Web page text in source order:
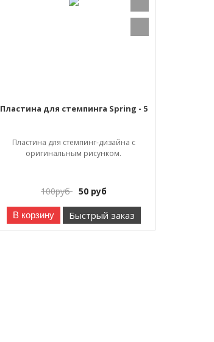
Пластина для стемпинга Spring - 5
Пластина для стемпинг-дизайна с
оригинальным рисунком.
100руб 50руб
В корзину Быстрый заказ